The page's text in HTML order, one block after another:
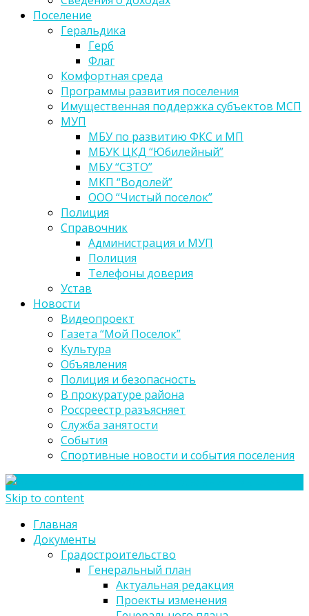
Поселение
Геральдика
Герб
Флаг
Комфортная среда
Программы развития поселения
Имущественная поддержка субъектов МСП
МУП
МБУ по развитию ФКС и МП
МБУК ЦКД “Юбилейный”
МБУ “СЗТО”
МКП “Водолей”
ООО “Чистый поселок”
Полиция
Справочник
Администрация и МУП
Полиция
Телефоны доверия
Устав
Новости
Видеопроект
Газета “Мой Поселок”
Культура
Объявления
Полиция и безопасность
В прокуратуре района
Россреестр разъясняет
Служба занятости
События
Спортивные новости и события поселения
Skip to content
Главная
Документы
Градостроительство
Генеральный план
Актуальная редакция
Проекты изменения